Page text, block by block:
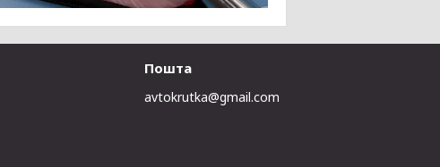
Пошта
avtokrutka@gmail.com